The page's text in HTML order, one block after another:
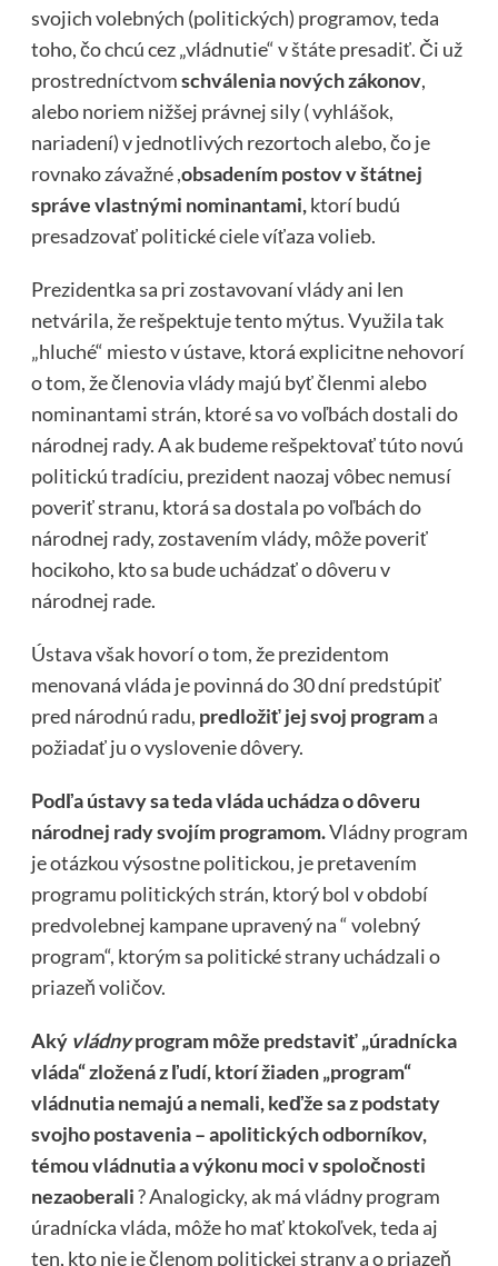
svojich volebných (politických) programov, teda
toho, čo chcú cez „vládnutie“ v štáte presadiť. Či už
prostredníctvomschválenia nových zákonov,
alebo noriem nižšej právnej sily ( vyhlášok,
nariadení) v jednotlivých rezortoch alebo, čo je
rovnako závažné ,obsadením postov v štátnej
správe vlastnými nominantami,ktorí budú
presadzovať politické ciele víťaza volieb.
Prezidentka sa pri zostavovaní vlády ani len
netvárila, že rešpektuje tento mýtus. Využila tak
„hluché“ miesto v ústave, ktorá explicitne nehovorí
o tom, že členovia vlády majú byť členmi alebo
nominantami strán, ktoré sa vo voľbách dostali do
národnej rady. A ak budeme rešpektovať túto novú
politickú tradíciu, prezident naozaj vôbec nemusí
poveriť stranu, ktorá sa dostala po voľbách do
národnej rady, zostavením vlády, môže poveriť
hocikoho, kto sa bude uchádzať o dôveru v
národnej rade.
Ústava však hovorí o tom, že prezidentom
menovaná vláda je povinná do 30 dní predstúpiť
pred národnú radu, predložiť jej svoj programa
požiadať ju o vyslovenie dôvery.
Podľa ústavy sa teda vláda uchádza o dôveru
národnej rady svojím programom.Vládny program
je otázkou výsostne politickou, je pretavením
programu politických strán, ktorý bol v období
predvolebnej kampane upravený na “ volebný
program“, ktorým sa politické strany uchádzali o
priazeň voličov.
Aký vládnyprogram môže predstaviť „úradnícka
vláda“ zložená z ľudí, ktorí žiaden „program“
vládnutia nemajú a nemali, keďže sa z podstaty
svojho postavenia – apolitických odborníkov,
témou vládnutia a výkonu moci v spoločnosti
nezaoberali? Analogicky, ak má vládny program
úradnícka vláda, môže ho mať ktokoľvek, teda aj
ten, kto nie je členom politickej strany a o priazeň